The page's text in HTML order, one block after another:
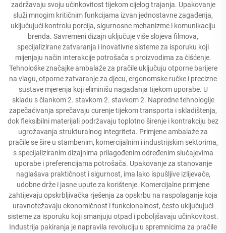
zadržavaju svoju učinkovitost tijekom cijelog trajanja. Upakovanje
služi mnogim kritičnim funkcijama izvan jednostavne zagađenja,
uključujući kontrolu porcija, sigurnosne mehanizme i komunikaciju
brenda. Savremeni dizajn uključuje više slojeva filmova,
specijalizirane zatvaranja i inovativne sisteme za isporuku koji
mijenjaju način interakcije potrošača s proizvodima za čišćenje.
Tehnološke značajke ambalaže za pračile uključuju otporne barijere
na vlagu, otporne zatvaranje za djecu, ergonomske ručke i precizne
sustave mjerenja koji eliminišu nagađanja tijekom uporabe. U
skladu s člankom 2. stavkom 2. stavkom 2. Napredne tehnologije
zapečaćivanja sprečavaju curenje tijekom transporta i skladištenja,
dok fleksibilni materijali podržavaju toplotno širenje i kontrakciju bez
ugrožavanja strukturalnog integriteta. Primjene ambalaže za
pračile se šire u stambenim, komercijalnim i industrijskim sektorima,
s specijaliziranim dizajnima prilagođenim određenim slučajevima
uporabe i preferencijama potrošača. Upakovanje za stanovanje
naglašava praktičnost i sigurnost, ima lako ispušljive izlijevače,
udobne drže i jasne upute za korištenje. Komercijalne primjene
zahtijevaju opskrbljivačka rješenja za opskrbu na raspolaganje koja
uravnotežavaju ekonomičnost i funkcionalnost, često uključujući
sisteme za isporuku koji smanjuju otpad i poboljšavaju učinkovitost.
Industrija pakiranja je napravila revoluciju u spremnicima za pračile